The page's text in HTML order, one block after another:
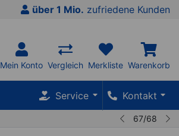
über 1 Mio. zufriedene Kunden
Mein Konto Vergleich Merkliste Warenkorb
Service Kontakt
67/68